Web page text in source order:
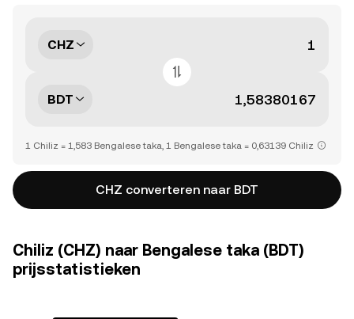
CHZ
BDT
1 Chiliz = 1,583 Bengalese taka, 1 Bengalese taka = 0,63139 Chiliz
CHZ converteren naar BDT
Chiliz (CHZ) naar Bengalese taka (BDT)
prijsstatistieken